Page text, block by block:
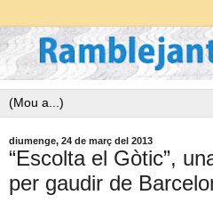
diumenge, 24 de març del 2013
“Escolta el Gòtic”,
per gaudir de